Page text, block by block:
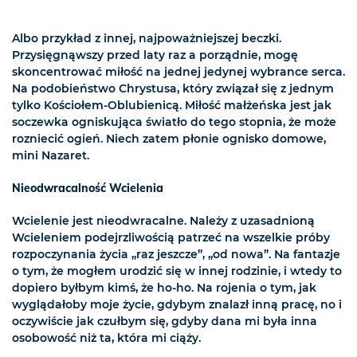
Albo przykład z innej, najpoważniejszej beczki.
Przysięgnąwszy przed laty raz a porządnie, mogę
skoncentrować miłość na jednej jedynej wybrance serca.
Na podobieństwo Chrystusa, który związał się z jednym
tylko Kościołem-Oblubienicą. Miłość małżeńska jest jak
soczewka ogniskująca światło do tego stopnia, że może
rozniecić ogień. Niech zatem płonie ognisko domowe,
mini Nazaret.
Nieodwracalność Wcielenia
Wcielenie jest nieodwracalne. Należy z uzasadnioną
Wcieleniem podejrzliwością patrzeć na wszelkie próby
rozpoczynania życia „raz jeszcze”, „od nowa”. Na fantazje
o tym, że mogłem urodzić się w innej rodzinie, i wtedy to
dopiero byłbym kimś, że ho-ho. Na rojenia o tym, jak
wyglądałoby moje życie, gdybym znalazł inną pracę, no i
oczywiście jak czułbym się, gdyby dana mi była inna
osobowość niż ta, która mi ciąży.